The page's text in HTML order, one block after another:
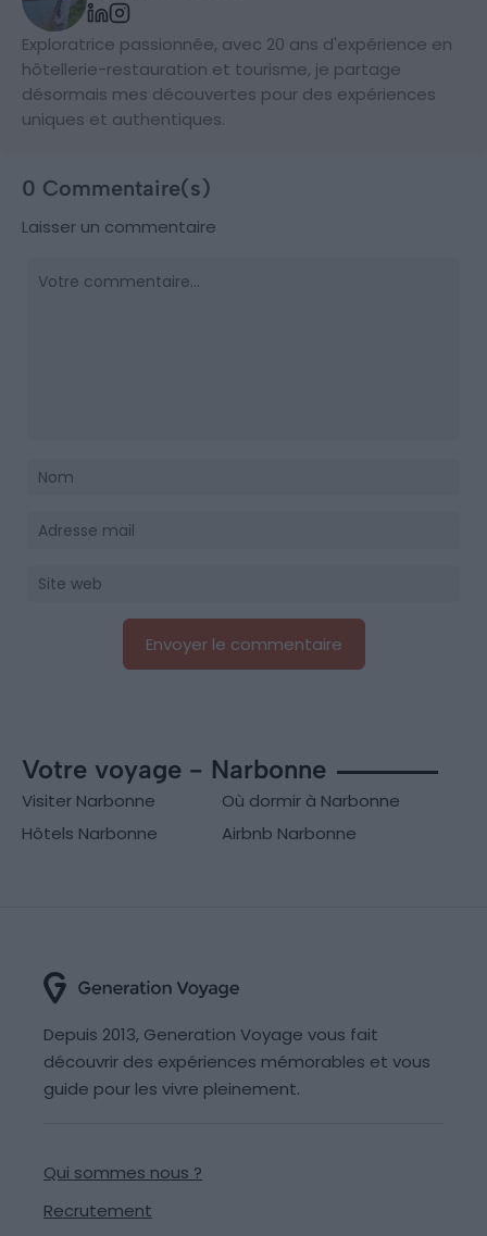
Exploratrice passionnée, avec 20 ans d'expérience en
hôtellerie-restauration et tourisme, je partage
désormais mes découvertes pour des expériences
uniques et authentiques.
0 Commentaire(s)
Laisser un commentaire
Votre voyage - Narbonne
Visiter Narbonne
Où dormir à Narbonne
Hôtels Narbonne
Airbnb Narbonne
Depuis 2013, Generation Voyage vous fait
découvrir des expériences mémorables et vous
guide pour les vivre pleinement.
Qui sommes nous ?
Recrutement